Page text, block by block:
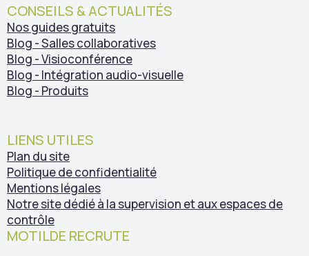
CONSEILS & ACTUALITÉS
Nos guides gratuits
Blog - Salles collaboratives
Blog - Visioconférence
Blog - Intégration audio-visuelle
Blog - Produits
LIENS UTILES
Plan du site
Politique de confidentialité
Mentions légales
Notre site dédié à la supervision et aux espaces de
contrôle
MOTILDE RECRUTE